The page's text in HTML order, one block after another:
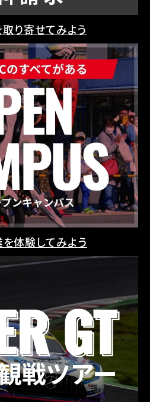
り寄せてみよう
体験してみよう